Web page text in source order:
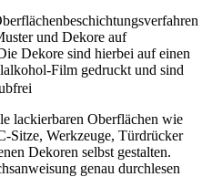
und Dekore auf
Dekore sind hierbei auf einen
Film gedruckt und sind
lackierbaren Oberflächen wie
Sitze, Werkzeuge, Türdrücker
Dekoren selbst gestalten.
genau durchlesen